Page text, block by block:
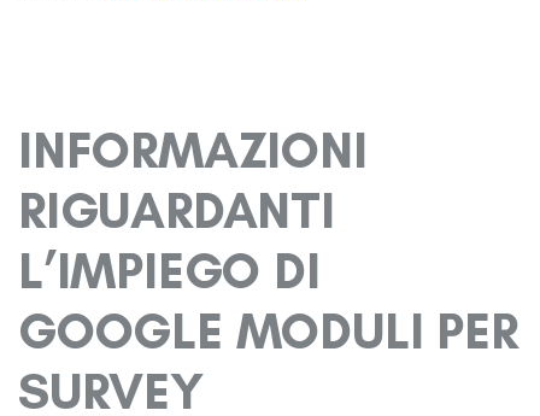
INFORMAZIONI
RIGUARDANTI
L’IMPIEGO DI
GOOGLE MODULI PER
SURVEY